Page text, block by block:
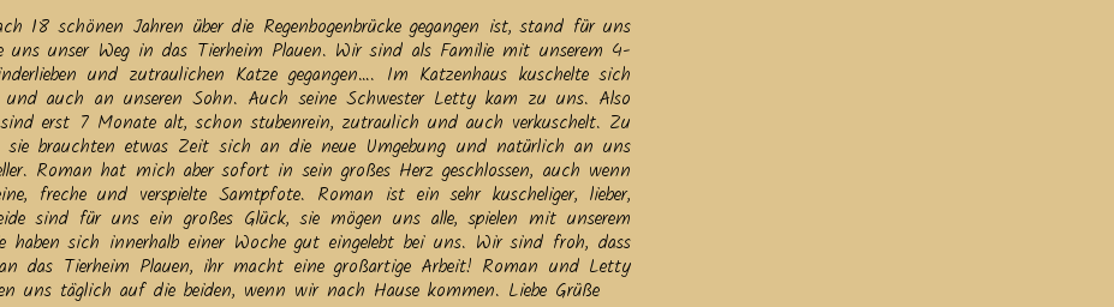
18 schönen Jahren über die Regenbogenbrücke gegangen ist, stand für uns
unser Weg in das Tierheim Plauen. Wir sind als Familie mit unserem 4-
und zutraulichen Katze gegangen…. Im Katzenhaus kuschelte sich
auch an unseren Sohn. Auch seine Schwester Letty kam zu uns. Also
erst 7 Monate alt, schon stubenrein, zutraulich und auch verkuschelt. Zu
sie brauchten etwas Zeit sich an die neue Umgebung und natürlich an uns
Roman hat mich aber sofort in sein großes Herz geschlossen, auch wenn
freche und verspielte Samtpfote. Roman ist ein sehr kuscheliger, lieber,
sind für uns ein großes Glück, sie mögen uns alle, spielen mit unserem
sich innerhalb einer Woche gut eingelebt bei uns. Wir sind froh, dass
das Tierheim Plauen, ihr macht eine großartige Arbeit! Roman und Letty
uns täglich auf die beiden, wenn wir nach Hause kommen. Liebe Grüße